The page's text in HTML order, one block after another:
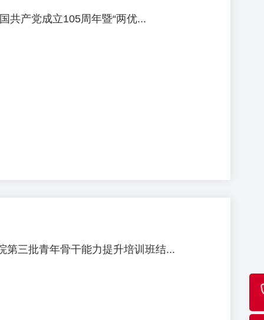
产党成立105周年暨“两优...
三批青年骨干能力提升培训班结...